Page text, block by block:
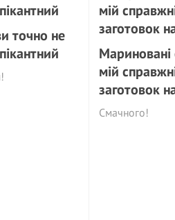
точно не
Мариновані
мій
заготовок
Смачного!